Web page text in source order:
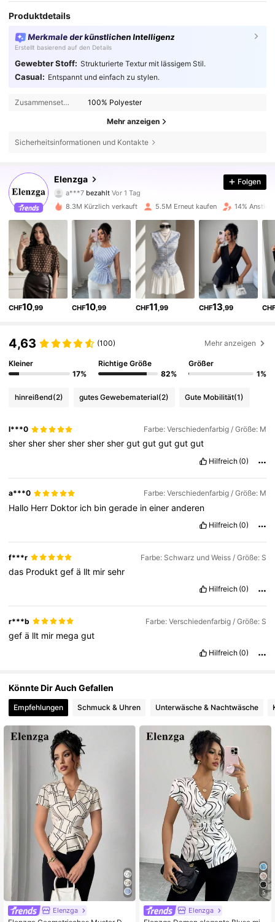
Produktdetails
Merkmale der künstlichen Intelligenz
Erstellt basierend auf den Details
Gewebter Stoff: Strukturierte Textur mit lässigem Stil.
Casual: Entspannt und einfach zu stylen.
Zusammensetzung: 100% Polyester
Mehr anzeigen
Sicherheitsinformationen und Kontakte
Elenzga
4,77
3M Follower
a***7 bezahltVor 1 Tag
Vor 10 Minuten gefolgt
4,77 3M Follower
4,77 3M Follower
4,77 3M Follower
4,77 3M Follower
4,77 3M Follower
4,77
Folgen
8.3M Kürzlich verkauft 5.5M Erneut kaufen 14%
CHF10 ,99 CHF10 ,99 CHF11 ,99 CHF13 ,99 CHF
4,63 (100) Mehr anzeigen
Kleiner
17%
Richtige Größe
82%
Größer
1%
hinreißend(2) gutes Gewebematerial(2) Gute Mobilität(1)
l***0 Farbe: Verschiedenfarbig / Größe: M
shershershershershershergutgutgutgutgut
Hilfreich (0)
a***0 Farbe: Verschiedenfarbig / Größe: M
Hallo Herr Doktor ich bingerade ineineranderen
Hilfreich (0)
f***r Farbe: Schwarz und Weiss / Größe: S
das Produktgefä llt mirsehr
Hilfreich (0)
r***b Farbe: Verschiedenfarbig / Größe: S
gefä llt mir megagut
Hilfreich (0)
Könnte Dir Auch Gefallen
Empfehlungen Schmuck & Uhren Unterwäsche & Nachtwäsche
Elenzga
5
Elenzga